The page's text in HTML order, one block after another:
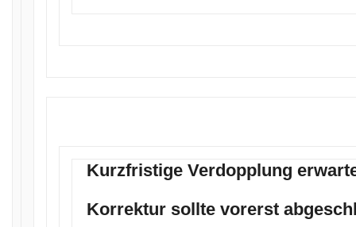
Kurzfristige Verdopplung
Korrektur sollte vorerst